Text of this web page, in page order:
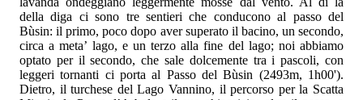
della diga ci sono tre sentieri che conducono al passo del
Bùsin: il primo, poco dopo aver superato il bacino, un secondo,
circa a meta’ lago, e un terzo alla fine del lago; noi abbiamo
optato per il secondo, che sale dolcemente tra i pascoli, con
leggeri tornanti ci porta al Passo del Bùsin (2493m, 1h00').
Dietro, il turchese del Lago Vannino, il percorso per la Scatta